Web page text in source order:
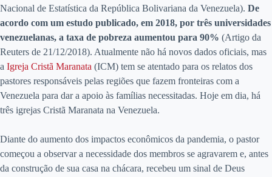
Nacional de Estatística da República Bolivariana da Venezuela). De
acordo com um estudo publicado, em 2018, por três universidades
venezuelanas, a taxa de pobreza aumentou para 90% (Artigo da
Reuters de 21/12/2018). Atualmente não há novos dados oficiais, mas
a Igreja Cristã Maranata (ICM) tem se atentado para os relatos dos
pastores responsáveis pelas regiões que fazem fronteiras com a
Venezuela para dar a apoio às famílias necessitadas. Hoje em dia, há
três igrejas Cristã Maranata na Venezuela.
Diante do aumento dos impactos econômicos da pandemia, o pastor
começou a observar a necessidade dos membros se agravarem e, antes
da construção de sua casa na chácara, recebeu um sinal de Deus